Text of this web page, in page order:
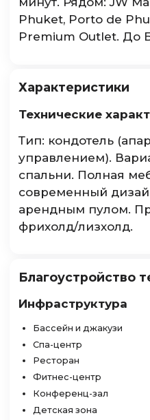
Phuket, Porto de
Premium Outlet. До
Характеристики
Технические
Тип: кондотель
управлением).
спальни. Полная
современный
арендным пулом.
фрихолд/лизхолд.
Благоустройство
Инфраструктура
Бассейн и джакузи
Спа-центр
Ресторан
Фитнес-центр
Конференц-зал
Детская зона